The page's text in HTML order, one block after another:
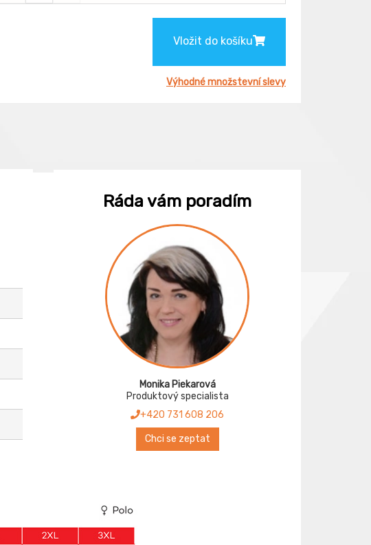
Vložit do košíku
Výhodné množstevní slevy
Ráda vám poradím
Monika Piekarová
Produktový specialista
+420 731 608 206
Chci se zeptat